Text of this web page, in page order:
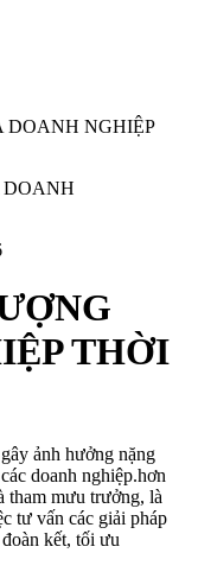
DOANH NGHIỆP
THỜI
ảnh hưởng nặng
doanh nghiệp.hơn
tham mưu trưởng, là
tư vấn các giải pháp
kết, tối ưu